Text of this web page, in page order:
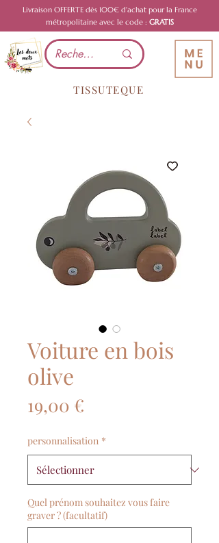
Livraison OFFERTE dès 100€ d'achat pour la France
métropolitaine avec le code : GRATIS
TISSUTEQUE
Voiture en bois
olive
19,00 €
personnalisation *
Quel prénom souhaitez vous faire
graver ? (facultatif)